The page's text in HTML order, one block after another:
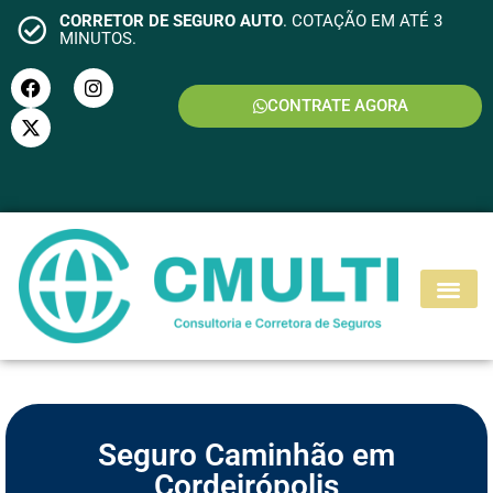
CORRETOR DE SEGURO AUTO. COTAÇÃO EM ATÉ 3
MINUTOS.
CONTRATE AGORA
SEGURO MOTO
Seguro Caminhão em